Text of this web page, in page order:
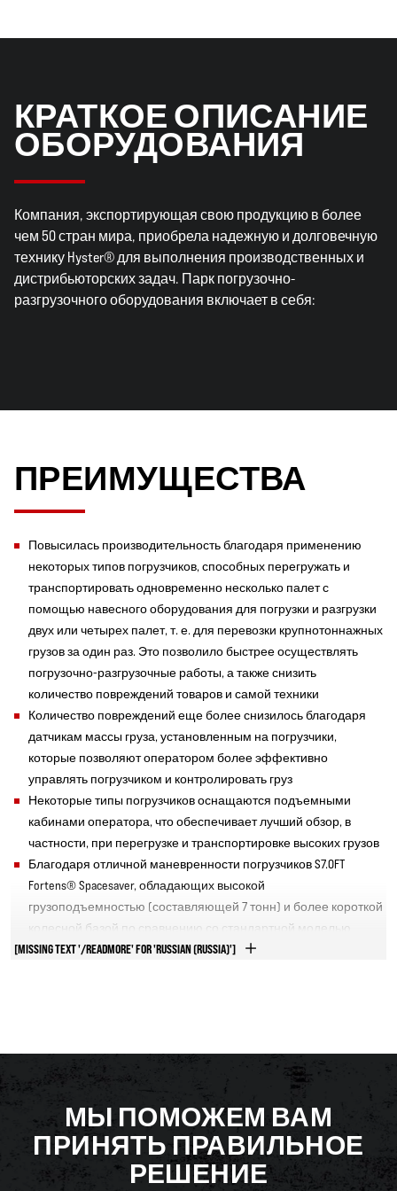
КРАТКОЕ ОПИСАНИЕ
ОБОРУДОВАНИЯ
Компания, экспортирующая свою продукцию в более
чем 50 стран мира, приобрела надежную и долговечную
технику Hyster® для выполнения производственных и
дистрибьюторских задач. Парк погрузочно-
разгрузочного оборудования включает в себя:
ПРЕИМУЩЕСТВА
Повысилась производительность благодаря применению
некоторых типов погрузчиков, способных перегружать и
транспортировать одновременно несколько палет с
помощью навесного оборудования для погрузки и разгрузки
двух или четырех палет, т. е. для перевозки крупнотоннажных
грузов за один раз. Это позволило быстрее осуществлять
погрузочно-разгрузочные работы, а также снизить
количество повреждений товаров и самой техники
Количество повреждений еще более снизилось благодаря
датчикам массы груза, установленным на погрузчики,
которые позволяют оператором более эффективно
управлять погрузчиком и контролировать груз
Некоторые типы погрузчиков оснащаются подъемными
кабинами оператора, что обеспечивает лучший обзор, в
частности, при перегрузке и транспортировке высоких грузов
Благодаря отличной маневренности погрузчиков S7.0FT
Fortens® Spacesaver, обладающих высокой
грузоподъемностью (составляющей 7 тонн) и более короткой
колесной базой по сравнению со стандартной моделью
H7.0FT Fortens, было оптимизировано использование
сказывается на тормозах, шинах и прочих деталях и узлах.
Запатентованная трансмиссия Hyster® DuraMatch помогает
снизить степень износа шин, а «мокрые» дисковые тормоза
фактически не нуждаются в техобслуживании, что
увеличивает продолжительность их срока службы. Кроме
того, предусмотрены системы защиты двигателя и
трансмиссии
[MISSING TEXT '/READMORE' FOR 'RUSSIAN (RUSSIA)']
МЫ ПОМОЖЕМ ВАМ
ПРИНЯТЬ ПРАВИЛЬНОЕ
РЕШЕНИЕ